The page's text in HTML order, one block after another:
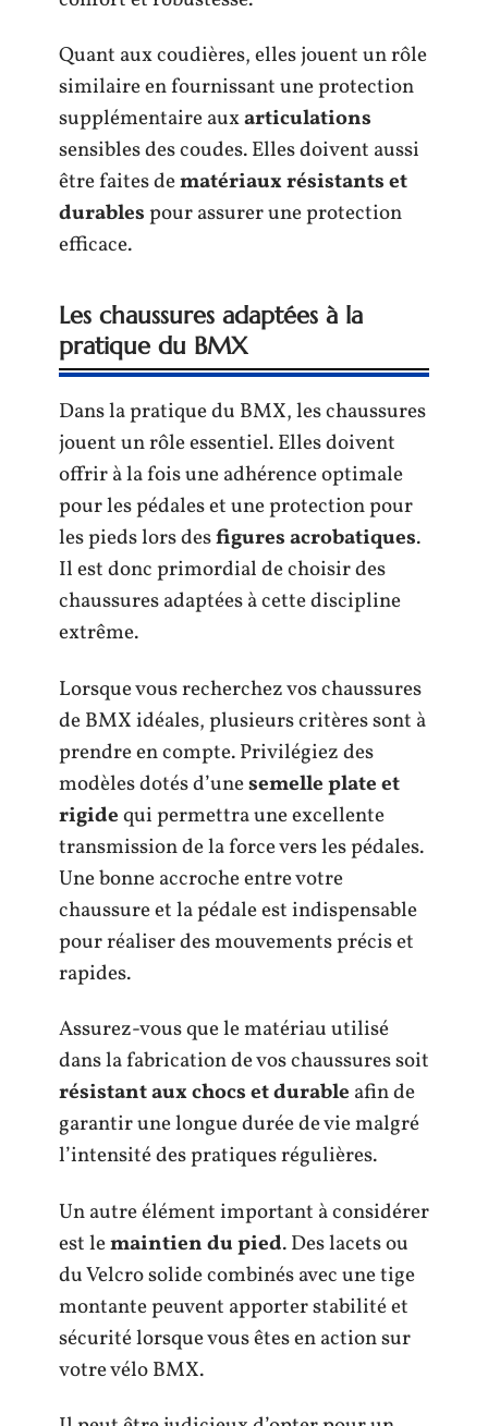
Quant aux coudières, elles jouent un rôle
similaire en fournissant une protection
supplémentaire auxarticulations
sensibles des coudes. Elles doivent aussi
être faites dematériaux résistants et
durablespour assurer une protection
efficace.
Les chaussures adaptées à la
pratique du BMX
Dans la pratique du BMX, les chaussures
jouent un rôle essentiel. Elles doivent
offrir à la fois une adhérence optimale
pour les pédales et une protection pour
les pieds lors desfigures acrobatiques.
Il est donc primordial de choisir des
chaussures adaptées à cette discipline
extrême.
Lorsque vous recherchez vos chaussures
de BMX idéales, plusieurs critères sont à
prendre en compte. Privilégiez des
modèles dotés d’unesemelle plate et
rigidequi permettra une excellente
transmission de la force vers les pédales.
Une bonne accroche entre votre
chaussure et la pédale est indispensable
pour réaliser des mouvements précis et
rapides.
Assurez-vous que le matériau utilisé
dans la fabrication de vos chaussures soit
résistant aux chocs et durable afin de
garantir une longue durée de vie malgré
l’intensité des pratiques régulières.
Un autre élément important à considérer
est lemaintien du pied. Des lacets ou
du Velcro solide combinés avec une tige
montante peuvent apporter stabilité et
sécurité lorsque vous êtes en action sur
votre vélo BMX.